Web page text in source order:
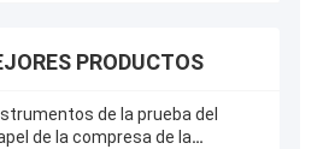
PRODUCTOS
de la prueba del
de la compresa de la